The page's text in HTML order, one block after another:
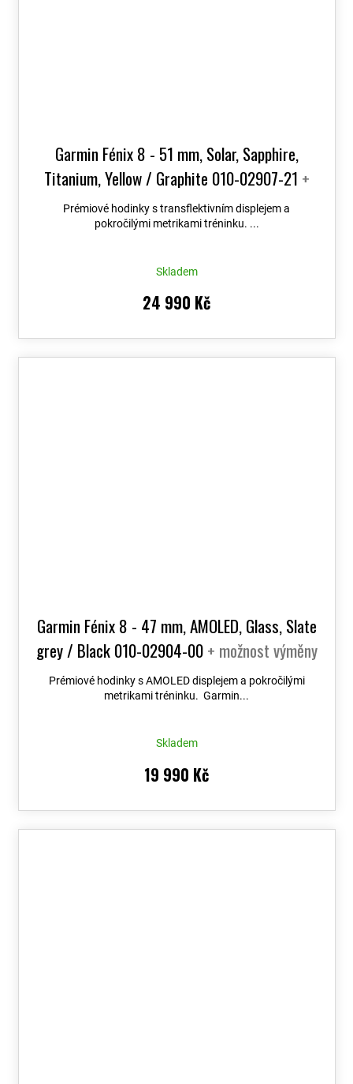
Garmin Fénix 8 - 51 mm, Solar, Sapphire,
Titanium, Yellow / Graphite 010-02907-21 +
možnost výměny do 90 dní + Topo Czech PRO
Voucher
Prémiové hodinky s transflektivním displejem a
pokročilými metrikami tréninku. ...
Skladem
24 990 Kč
Garmin Fénix 8 - 47 mm, AMOLED, Glass, Slate
grey / Black 010-02904-00+ možnost výměny
do 90 dní + Topo Czech PRO Voucher
Prémiové hodinky s AMOLED displejem a pokročilými
metrikami tréninku. Garmin...
Skladem
19 990 Kč